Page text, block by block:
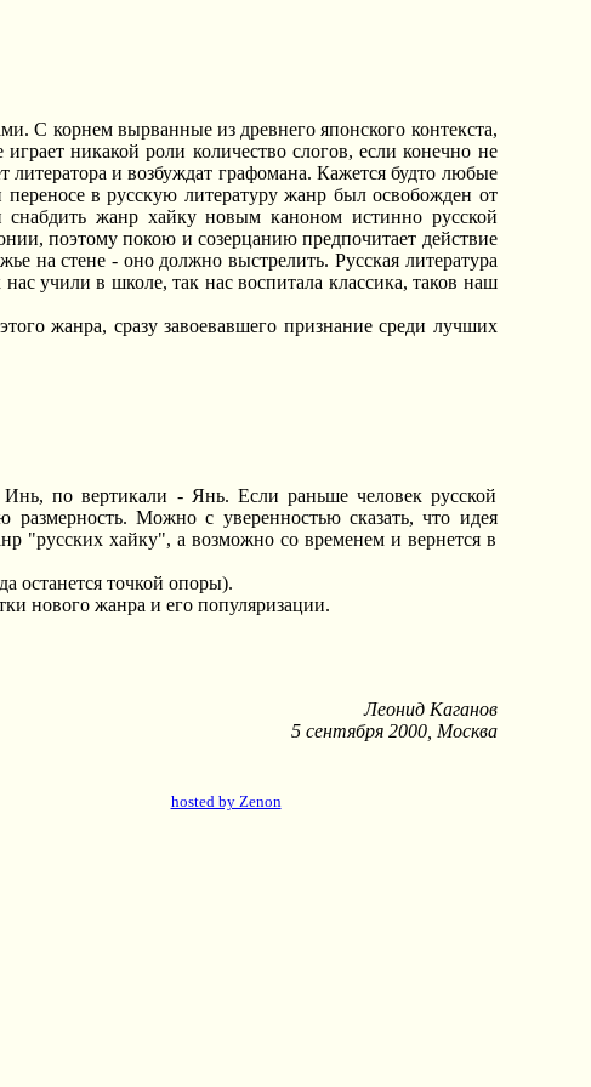
С корнем вырванные из древнего японского контекста,
никакой роли количество слогов, если конечно не
литератора и возбуждат графомана. Кажется будто любые
в русскую литературу жанр был освобожден от
жанр хайку новым каноном истинно русской
поэтому покою и созерцанию предпочитает действие
на стене - оно должно выстрелить. Русская литература
учили в школе, так нас воспитала классика, таков наш
жанра, сразу завоевавшего признание среди лучших
по вертикали - Янь. Если раньше человек русской
размерность. Можно с уверенностью сказать, что идея
"русских хайку", а возможно со временем и вернется в
останется точкой опоры).
нового жанра и его популяризации.
Леонид Каганов
5 сентября 2000, Москва
hosted by Zenon